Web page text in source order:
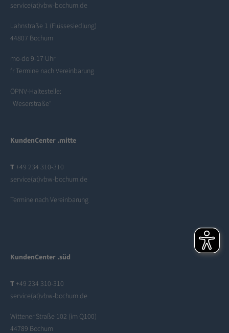
service(at)vbw-bochum.de
Lahnstraße 1 (Flüssesiedlung)
44807 Bochum
mo-do 9-17 Uhr
fr Termine nach Vereinbarung
ÖPNV-Haltestelle:
"Weserstraße"
KundenCenter .mitte
T +49 234 310-310
service(at)vbw-bochum.de
Termine nach Vereinbarung
KundenCenter .süd
T +49 234 310-310
service(at)vbw-bochum.de
Wittener Straße 102 (im Q100)
44789 Bochum